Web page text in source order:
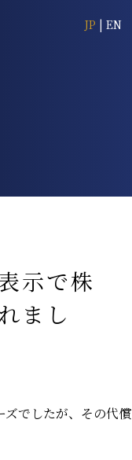
JP | EN
示で株
まし
でしたが、その代償